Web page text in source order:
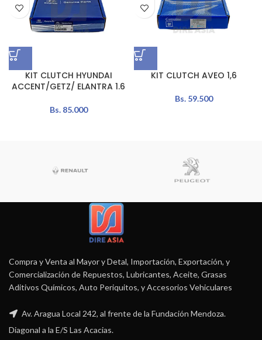
KIT CLUTCH HYUNDAI
ACCENT/GETZ/ ELANTRA 1.6
Bs.85.000
KIT CLUTCH AVEO 1,6
Bs.59.500
Compra y Venta al Mayor y Detal, Importación, Exportación, y
Comercialización de Repuestos, Lubricantes, Aceite, Grasas
Aditivos Químicos, Auto Periquitos, y Accesorios Vehiculares
Av. Aragua Local 242, al frente de la Fundación Mendoza.
Diagonal a la E/S Las Acacias.